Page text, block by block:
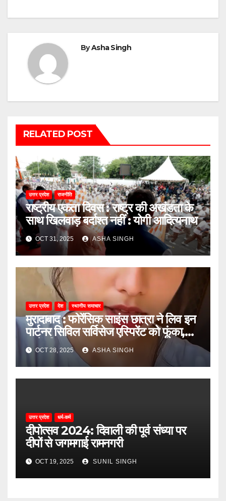
ByAsha Singh
RELATED POST
उत्तर प्रदेश राजनीति
राष्ट्रीय एकता दिवस : राष्ट्र की अखंडता के
साथ खिलवाड़ बर्दाश्त नहीं : योगी आदित्यनाथ
OCT 31, 2025 ASHA SINGH
उत्तर प्रदेश देश स्थानीय समाचार
मुरादाबाद : फोरेंसिक साइंस छात्रा ने लिव इन
पार्टनर सिविल सर्विसेज एस्पिरेंट को फूंका,
जानें, फिर क्या हुआ…
OCT 28, 2025 ASHA SINGH
उत्तर प्रदेश धर्म-कर्म
दीपोत्सव 2024: दिवाली की पूर्व संध्या पर
दीपों से जगमगाई रामनगरी
OCT 19, 2025 SUNIL SINGH